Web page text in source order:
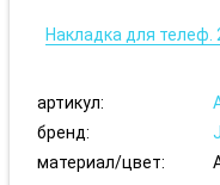
Накладка для телеф.
артикул:
бренд:
материал/цвет: